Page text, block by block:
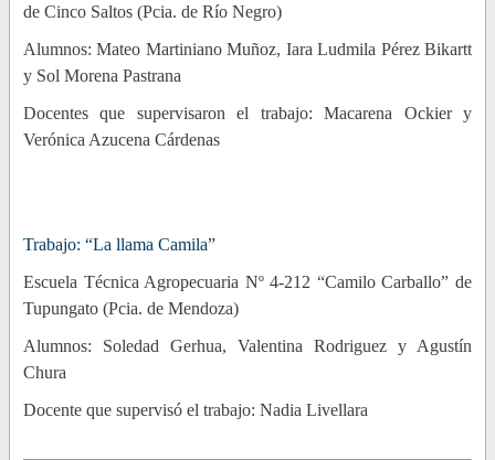
de Cinco Saltos (Pcia. de Río Negro)
Alumnos: Mateo Martiniano Muñoz, Iara Ludmila Pérez Bikartt
y Sol Morena Pastrana
Docentes que supervisaron el trabajo: Macarena Ockier y
Verónica Azucena Cárdenas
Trabajo: “La llama Camila”
Escuela Técnica Agropecuaria Nº 4-212 “Camilo Carballo” de
Tupungato (Pcia. de Mendoza)
Alumnos: Soledad Gerhua, Valentina Rodriguez y Agustín
Chura
Docente que supervisó el trabajo: Nadia Livellara